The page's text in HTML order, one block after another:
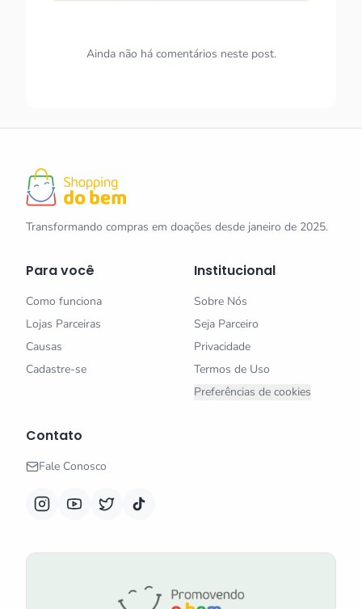
Ainda não há comentários neste post.
Transformando compras em doações desde janeiro de 2025.
Para você
Como funciona
Lojas Parceiras
Causas
Cadastre-se
Institucional
Sobre Nós
Seja Parceiro
Privacidade
Termos de Uso
Preferências de cookies
Contato
Fale Conosco